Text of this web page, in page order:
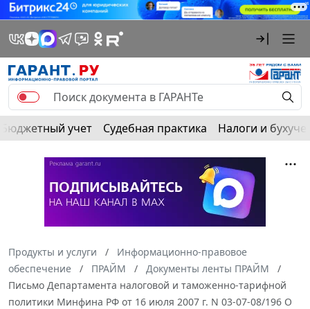
Бюджетный учет Судебная практика Налоги и
Продукты и услуги
Информационно-правовое
обеспечение
ПРАЙМ
Документы ленты ПРАЙМ
Письмо Департамента налоговой и таможенно-тарифной
политики Минфина РФ от 16 июля 2007 г. N 03-07-08/196 О